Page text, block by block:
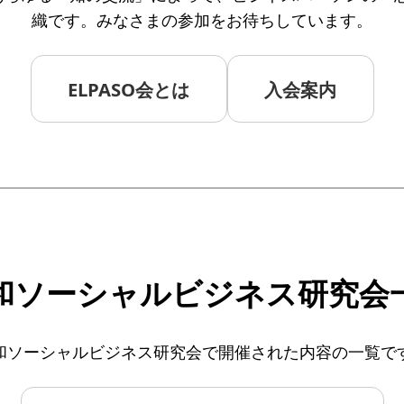
織です。みなさまの参加をお待ちしています。
ELPASO会とは 入会案内
ソーシャルビジネス研究会
ソーシャルビジネス研究会で開催された内容の一覧で